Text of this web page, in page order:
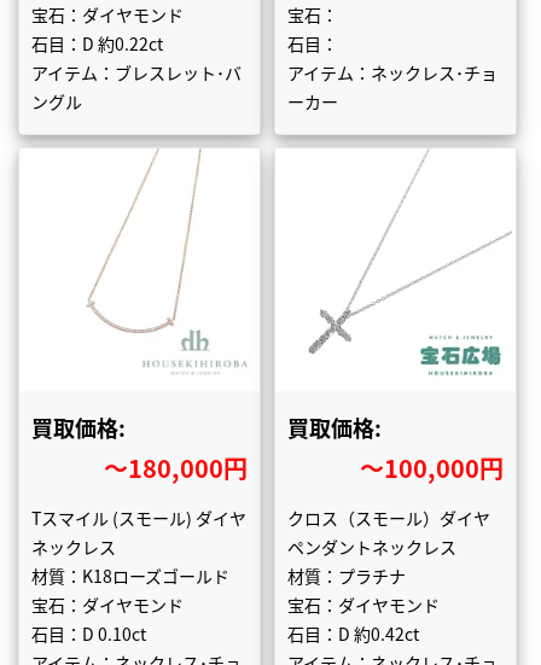
宝石：ダイヤモンド
石目：D 約0.22ct
アイテム：ブレスレット･バ
ングル
宝石：
石目：
アイテム：ネックレス･チョ
ーカー
買取価格:
〜180,000円
Tスマイル (スモール) ダイヤ
ネックレス
材質：K18ローズゴールド
宝石：ダイヤモンド
石目：D 0.10ct
買取価格:
〜100,000円
クロス（スモール）ダイヤ
ペンダントネックレス
材質：プラチナ
宝石：ダイヤモンド
石目：D 約0.42ct